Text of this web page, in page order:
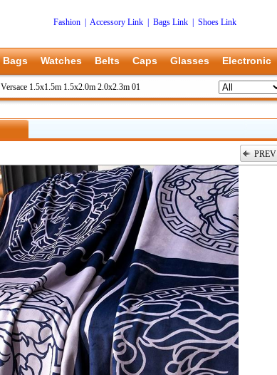
Fashion Accessory Link Bags Link
Shoes Link
Bags Watches Belts Caps Glasses Electronic
Versace 1.5x1.5m 1.5x2.0m 2.0x2.3m 01
PREV